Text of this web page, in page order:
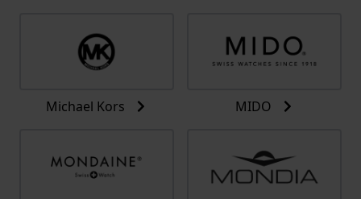
Michael Kors MIDO